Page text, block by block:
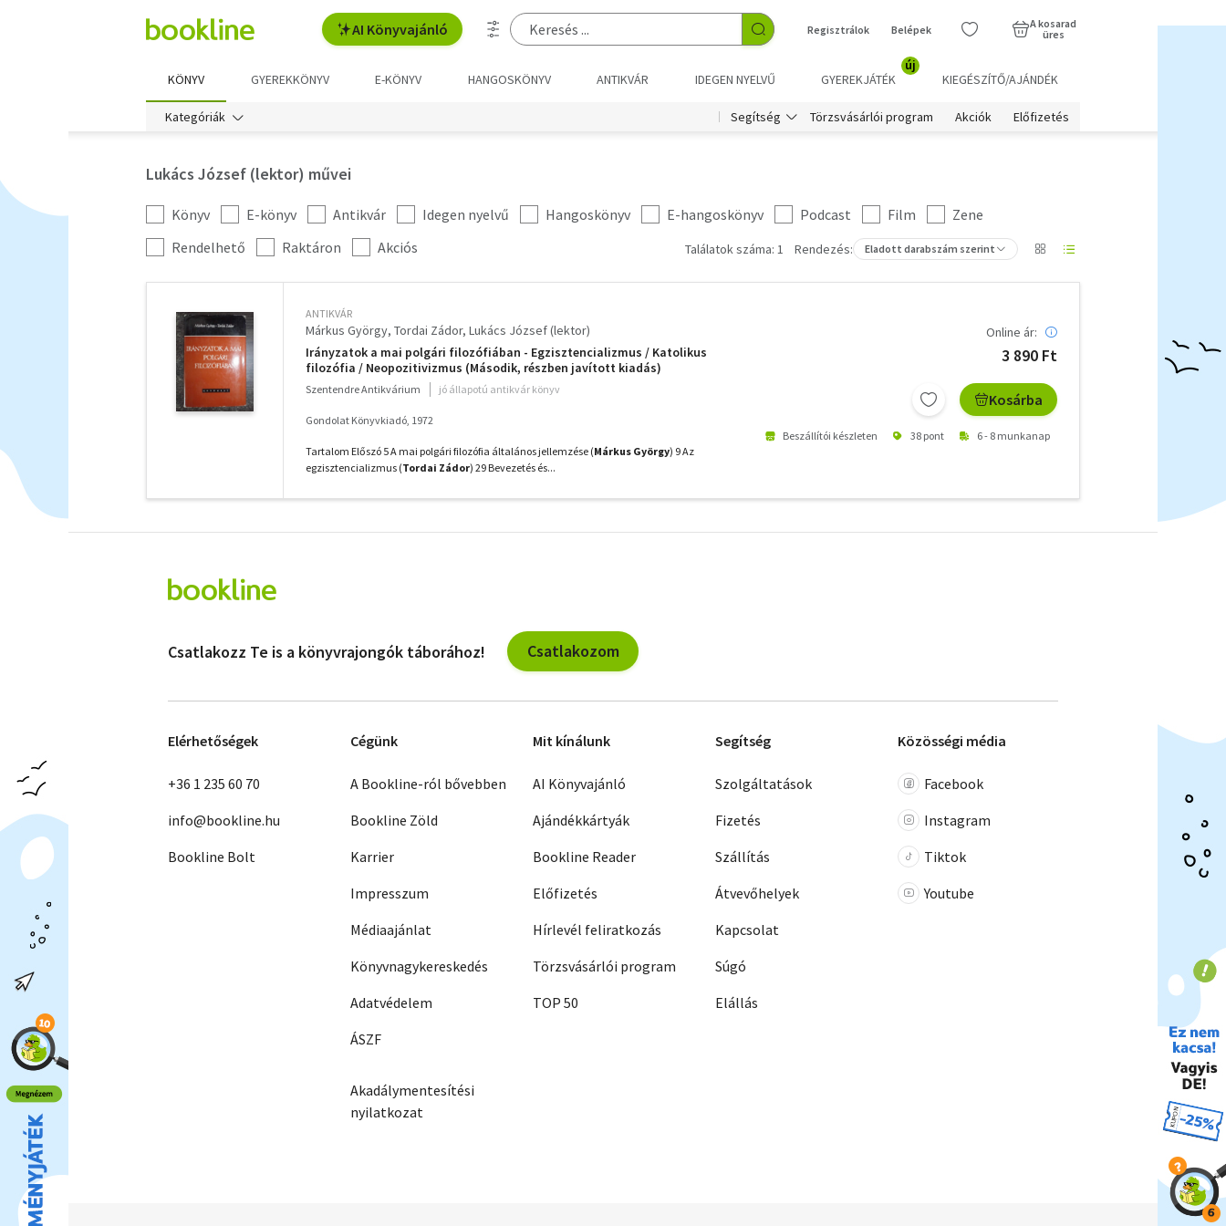
AI Könyvajánló Regisztrálok Belépek
A kosarad
üres
KÖNYV GYEREKKÖNYV E-KÖNYV HANGOSKÖNYV ANTIKVÁR IDEGEN NYELVŰ GYEREKJÁTÉK
új
KIEGÉSZÍTŐ/AJÁNDÉK
Kategóriák Segítség Törzsvásárlói program Akciók Előfizetés
Lukács József (lektor) művei
Kategória
szűrés
Könyv E-könyv Antikvár Idegen nyelvű Hangoskönyv E-hangoskönyv Podcast Film
Zene
További
szűrők
Rendelhető Raktáron Akciós Találatok száma: 1 Rendezés: Eladott darabszám szerint
ANTIKVÁR
Márkus György Tordai Zádor Lukács József (lektor)
Irányzatok a mai polgári filozófiában - Egzisztencializmus / Katolikus
filozófia / Neopozitivizmus (Második, részben javított kiadás)
Szentendre Antikvárium jó állapotú antikvár könyv
Gondolat Könyvkiadó, 1972
Tartalom Előszó 5 A mai polgári filozófia általános jellemzése (Márkus György) 9 Az
egzisztencializmus (Tordai Zádor) 29 Bevezetés és...
Online ár:
3 890 Ft
Kosárba
Beszállítói készleten 38 pont 6 - 8 munkanap
szűrők
Csatlakozz Te is a könyvrajongók táborához! Csatlakozom
Elérhetőségek
+36 1 235 60 70
info@bookline.hu
Bookline Bolt
Cégünk
A Bookline-ról bővebben
Bookline Zöld
Karrier
Impresszum
Médiaajánlat
Könyvnagykereskedés
Adatvédelem
ÁSZF
Akadálymentesítési
nyilatkozat
Mit kínálunk
AI Könyvajánló
Ajándékkártyák
Bookline Reader
Előfizetés
Hírlevél feliratkozás
Törzsvásárlói program
TOP 50
Segítség
Szolgáltatások
Fizetés
Szállítás
Átvevőhelyek
Kapcsolat
Súgó
Elállás
Közösségi média
Facebook
Instagram
Tiktok
Youtube